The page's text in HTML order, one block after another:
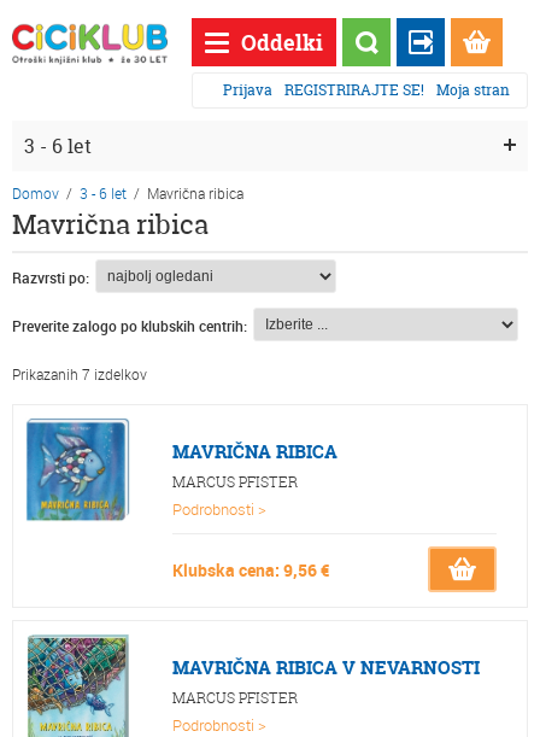
Oddelki
Prijava REGISTRIRAJTE SE! Moja stran
3 - 6 let
Domov / 3 - 6 let / Mavrična ribica
Mavrična ribica
Razvrsti po:
Preverite zalogo po klubskih centrih:
Prikazanih 7 izdelkov
MAVRIČNA RIBICA
MARCUS PFISTER
Podrobnosti >
Klubska cena: 9,56 €
MAVRIČNA RIBICA V NEVARNOSTI
MARCUS PFISTER
Podrobnosti >